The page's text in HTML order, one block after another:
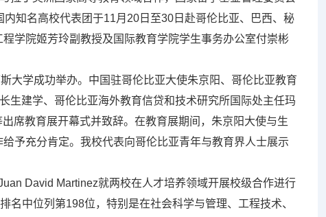
知名高校代表团于11月20日至30日赴哥伦比亚、巴西、秘
学院姬芳玲副教授及国际教育学院学生事务办公室付崇彬
大学成功举办。中国驻哥伦比亚大使朱京阳、哥伦比亚教育
生建学、哥伦比亚海外教育信贷和技术研究所国际处主任玛
席教育展开幕式并致辞。在教育展期间，朱京阳大使与生
予充分肯定。我校代表向哥伦比亚青年与教育界人士展示
David Martinez就两校在人才培养领域开展校级合作进行
中位列第198位，特别是在社会科学与管理、工程技术、